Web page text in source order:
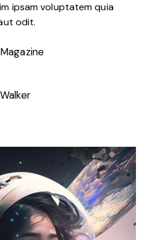
ipsam voluptatem quia
odit.